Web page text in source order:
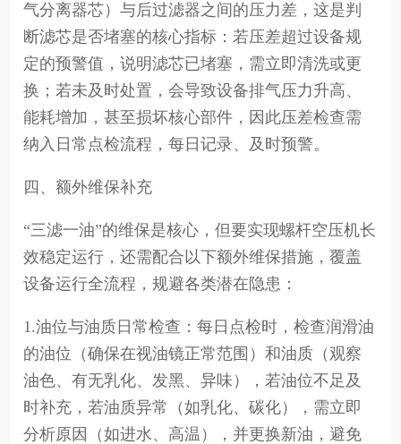
气分离器芯）与后过滤器之间的压力差，这是判
断滤芯是否堵塞的核心指标：若压差超过设备规
定的预警值，说明滤芯已堵塞，需立即清洗或更
换；若未及时处置，会导致设备排气压力升高、
能耗增加，甚至损坏核心部件，因此压差检查需
纳入日常点检流程，每日记录、及时预警。
四、额外维保补充
“三滤一油”的维保是核心，但要实现螺杆空压机长
效稳定运行，还需配合以下额外维保措施，覆盖
设备运行全流程，规避各类潜在隐患：
1.油位与油质日常检查：每日点检时，检查润滑油
的油位（确保在视油镜正常范围）和油质（观察
油色、有无乳化、发黑、异味），若油位不足及
时补充，若油质异常（如乳化、碳化），需立即
分析原因（如进水、高温），并更换新油，避免